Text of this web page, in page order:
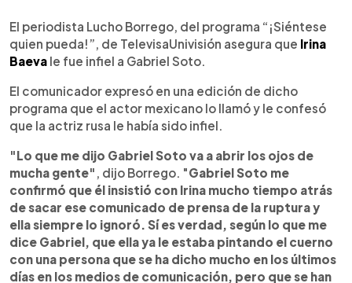
Escuchar artículo
El periodista Lucho Borrego, del programa “¡Siéntese
quien pueda!”, de TelevisaUnivisión asegura que Irina
Baeva le fue infiel a Gabriel Soto.
El comunicador expresó en una edición de dicho
programa que el actor mexicano lo llamó y le confesó
que la actriz rusa le había sido infiel.
"Lo que me dijo Gabriel Soto va a abrir los ojos de
mucha gente" , dijo Borrego. "Gabriel Soto me
confirmó que él insistió con Irina mucho tiempo atrás
de sacar ese comunicado de prensa de la ruptura y
ella siempre lo ignoró. Sí es verdad, según lo que me
dice Gabriel, que ella ya le estaba pintando el cuerno
con una persona que se ha dicho mucho en los últimos
días en los medios de comunicación, pero que se han